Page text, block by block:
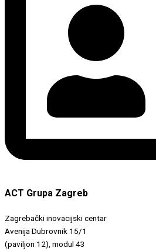
ACT Grupa Zagreb
Zagrebački inovacijski centar
Avenija Dubrovnik 15/1
(paviljon 12), modul 43